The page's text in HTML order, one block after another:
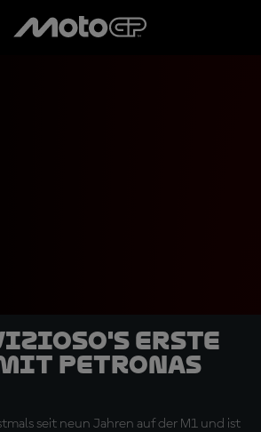
erste
mit Petronas
seit neun Jahren auf der M1 und ist